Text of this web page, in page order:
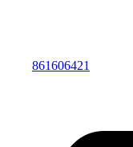
861606421